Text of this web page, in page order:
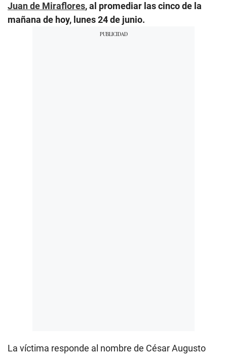
Juan de Miraflores, al promediar las cinco de la
mañana de hoy, lunes 24 de junio.
La víctima responde al nombre de César Augusto